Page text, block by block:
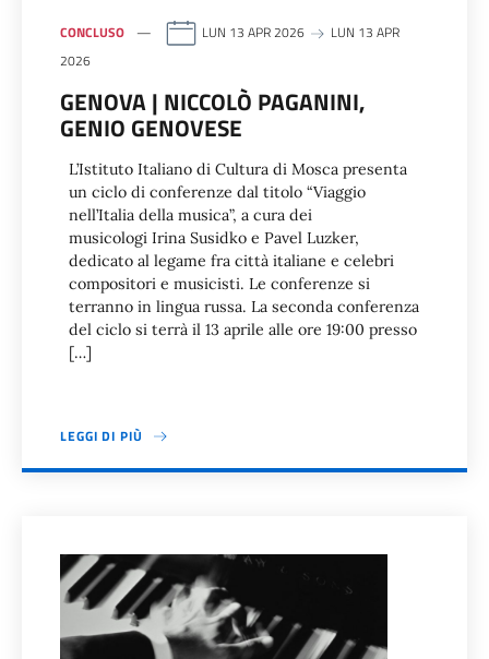
CONCLUSO LUN 13 APR 2026
LUN 13 APR
2026
GENOVA | NICCOLÒ PAGANINI,
GENIO GENOVESE
L’Istituto Italiano di Cultura di Mosca presenta
un ciclo di conferenze dal titolo “Viaggio
nell’Italia della musica”, a cura dei
musicologi Irina Susidko e Pavel Luzker,
dedicato al legame fra città italiane e celebri
compositori e musicisti. Le conferenze si
terranno in lingua russa. La seconda conferenza
del ciclo si terrà il 13 aprile alle ore 19:00 presso
[…]
LEGGI DI PIÙ